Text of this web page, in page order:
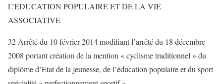
L’EDUCATION POPULAIRE ET DE LA VIE
ASSOCIATIVE
32 Arrêté du 10 février 2014 modifiant l’arrêté du 18 décembre
2008 portant création de la mention « cyclisme traditionnel » du
diplôme d’Etat de la jeunesse, de l’éducation populaire et du sport